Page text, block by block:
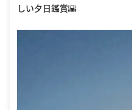
しい夕日鑑賞🌇